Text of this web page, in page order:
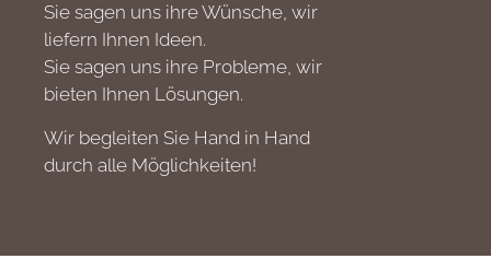
Sie sagen uns ihre Wünsche, wir
liefern Ihnen Ideen.
Sie sagen uns ihre Probleme, wir
bieten Ihnen Lösungen.
Wir begleiten Sie Hand in Hand
durch alle Möglichkeiten!